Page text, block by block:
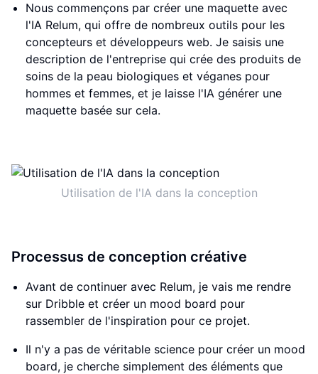
Nous commençons par créer une maquette avec
l'IA Relum, qui offre de nombreux outils pour les
concepteurs et développeurs web. Je saisis une
description de l'entreprise qui crée des produits de
soins de la peau biologiques et véganes pour
hommes et femmes, et je laisse l'IA générer une
maquette basée sur cela.
Utilisation de l'IA dans la conception
Processus de conception créative
Avant de continuer avec Relum, je vais me rendre
sur Dribble et créer un mood board pour
rassembler de l'inspiration pour ce projet.
Il n'y a pas de véritable science pour créer un mood
board, je cherche simplement des éléments que